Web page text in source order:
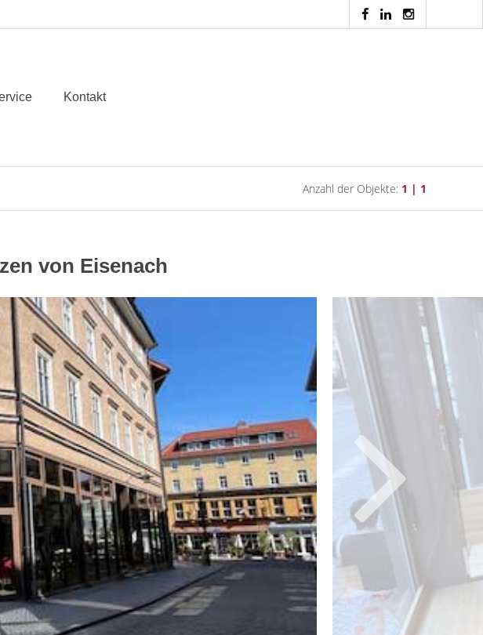
Kontakt
Anzahl der Objekte: 1 | 1
von Eisenach